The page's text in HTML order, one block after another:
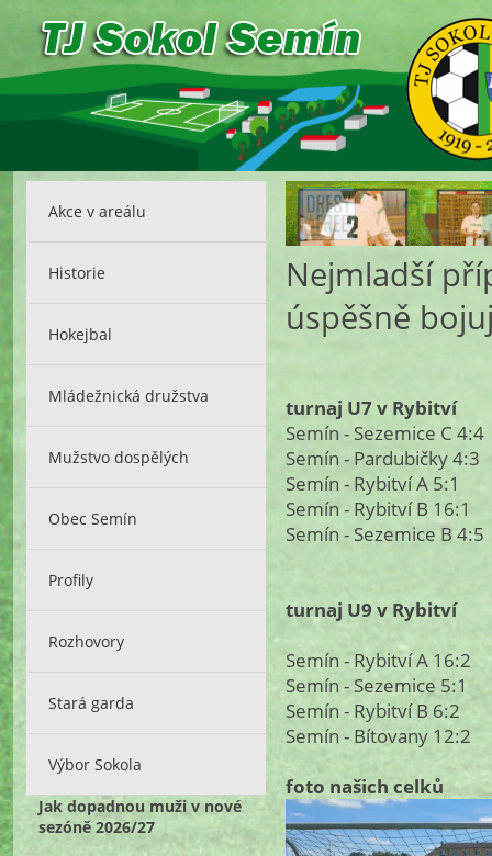
Akce v areálu
Historie
Hokejbal
Mládežnická družstva
Mužstvo dospělých
Obec Semín
Profily
Rozhovory
Stará garda
Výbor Sokola
Jak dopadnou muži v nové
sezóně 2026/27
Nejmladší
úspěšně
turnaj U7 v Rybitví
Semín - Sezemice C 4:4
Semín - Pardubičky 4:3
Semín - Rybitví A 5:1
Semín - Rybitví B 16:1
Semín - Sezemice B 4:5
turnaj U9 v Rybitví
Semín - Rybitví A 16:2
Semín - Sezemice 5:1
Semín - Rybitví B 6:2
Semín - Bítovany 12:2
foto našich celků